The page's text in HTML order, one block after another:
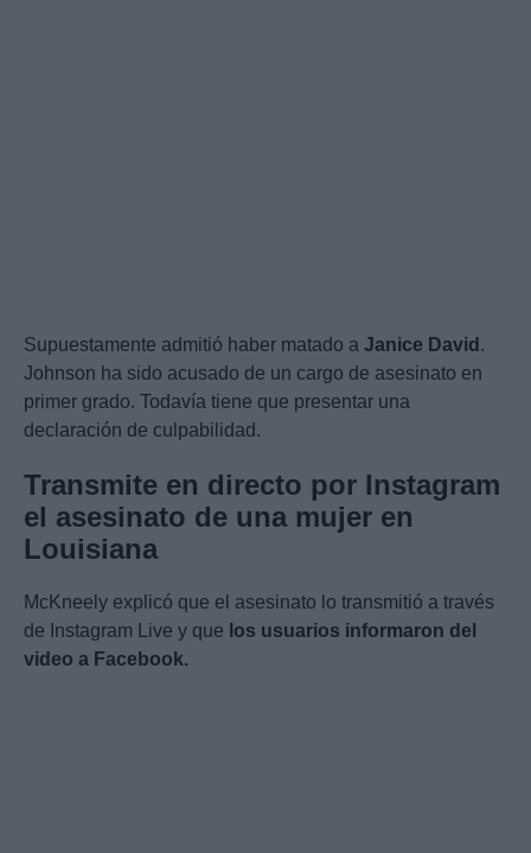
Supuestamente admitió haber matado a Janice David .
Johnson ha sido acusado de un cargo de asesinato en
primer grado. Todavía tiene que presentar una
declaración de culpabilidad.
Transmite en directo por Instagram
el asesinato de una mujer en
Louisiana
McKneely explicó que el asesinato lo transmitió a través
de Instagram Live y que los usuarios informaron del
video a Facebook.